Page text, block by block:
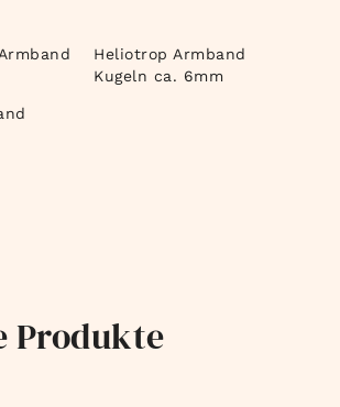
Heliotrop Armband
Kugeln ca. 6mm
Produkte